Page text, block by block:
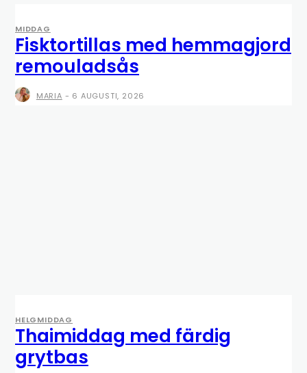
MIDDAG
Fisktortillas med hemmagjord
remouladsås
MARIA - 6 AUGUSTI, 2026
HELGMIDDAG
Thaimiddag med färdig
grytbas